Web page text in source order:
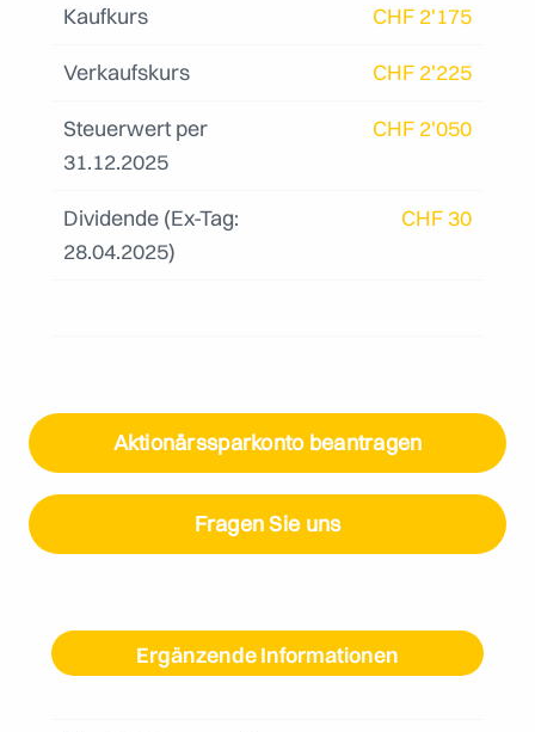
Kaufkurs CHF 2'175
Verkaufskurs CHF 2'225
Steuerwert per
31.12.2025
CHF 2'050
Dividende (Ex-Tag:
28.04.2025)
CHF 30
Aktionärssparkonto beantragen
Fragen Sie uns
Ergänzende Informationen